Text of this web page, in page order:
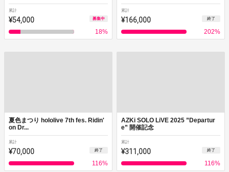
累計
¥54,000 募集中
18%
累計
¥166,000 終了
202%
夏色まつり hololive 7th fes. Ridin'
on Dr...
累計
¥70,000 終了
116%
AZKi SOLO LiVE 2025 ”Departur
e” 開催記念
累計
¥311,000 終了
116%